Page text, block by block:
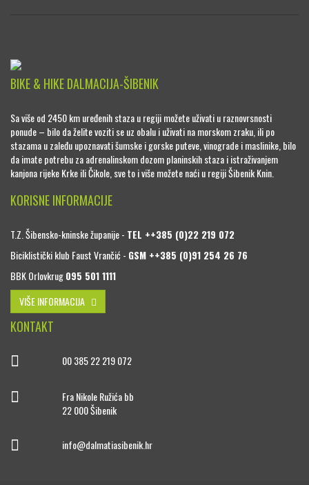
BIKE & HIKE DALMACIJA-ŠIBENIK
Sa više od 2450 km uređenih staza u regiji možete uživati u raznovrsnosti
ponude – bilo da želite voziti se uz obalu i uživati na morskom zraku, ili po
stazama u zaleđu upoznavati šumske i gorske puteve, vinograde i maslinike, bilo
da imate potrebu za adrenalinskom dozom planinskih staza i istraživanjem
kanjona rijeke Krke ili Čikole, sve to i više možete naći u regiji Šibenik Knin.
KORISNE INFORMACIJE
T.Z. Šibensko-kninske županije - TEL ++385 (0)22 219 072
Biciklistički klub Faust Vrančić - GSM ++385 (0)91 254 26 76
BBK Orlovkrug095 501 1111
VIŠE INFORMACIJA
KONTAKT
00 385 22 219 072
Fra Nikole Ružića bb
22 000 Šibenik
info@dalmatiasibenik.hr